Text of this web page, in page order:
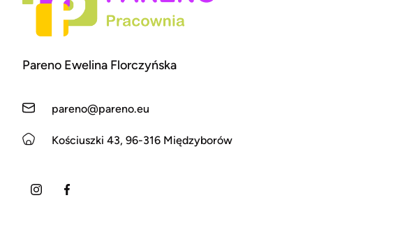
Pareno Ewelina Florczyńska
pareno@pareno.eu
Kościuszki 43, 96-316 Międzyborów